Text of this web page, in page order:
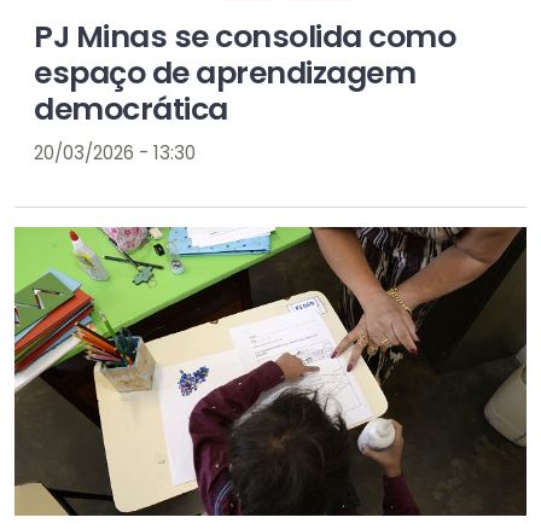
PJ Minas se consolida como
espaço de aprendizagem
democrática
20/03/2026 - 13:30